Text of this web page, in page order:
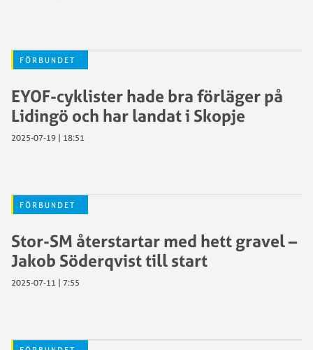
FÖRBUNDET
EYOF-cyklister hade bra förläger på
Lidingö och har landat i Skopje
2025-07-19 | 18:51
FÖRBUNDET
Stor-SM återstartar med hett gravel –
Jakob Söderqvist till start
2025-07-11 | 7:55